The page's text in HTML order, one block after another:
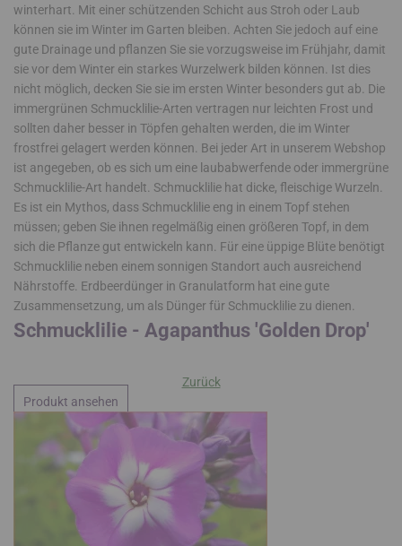
winterhart. Mit einer schützenden Schicht aus Stroh oder Laub
können sie im Winter im Garten bleiben. Achten Sie jedoch auf eine
gute Drainage und pflanzen Sie sie vorzugsweise im Frühjahr, damit
sie vor dem Winter ein starkes Wurzelwerk bilden können. Ist dies
nicht möglich, decken Sie sie im ersten Winter besonders gut ab. Die
immergrünen Schmucklilie-Arten vertragen nur leichten Frost und
sollten daher besser in Töpfen gehalten werden, die im Winter
frostfrei gelagert werden können. Bei jeder Art in unserem Webshop
ist angegeben, ob es sich um eine laubabwerfende oder immergrüne
Schmucklilie-Art handelt. Schmucklilie hat dicke, fleischige Wurzeln.
Es ist ein Mythos, dass Schmucklilie eng in einem Topf stehen
müssen; geben Sie ihnen regelmäßig einen größeren Topf, in dem
sich die Pflanze gut entwickeln kann. Für eine üppige Blüte benötigt
Schmucklilie neben einem sonnigen Standort auch ausreichend
Nährstoffe. Erdbeerdünger in Granulatform hat eine gute
Zusammensetzung, um als Dünger für Schmucklilie zu dienen.
Schmucklilie - Agapanthus 'Golden Drop'
Zurück
Produkt ansehen